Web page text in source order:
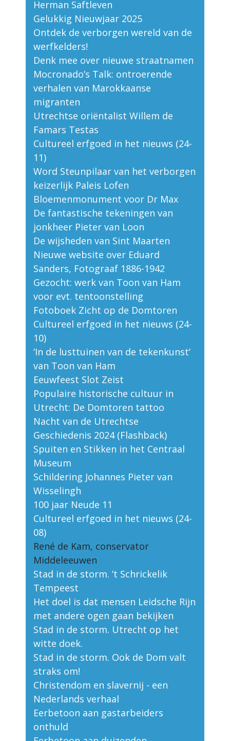
Herman Saftleven
Gelukkig Nieuwjaar 2025
Ontdek de verborgen wereld van de
werfkelders!
Denk mee over nieuwe straatnamen
Mocronado’s Talk: ontroerende
verhalen van Marokkaanse
migranten
Utrechtse oriëntalist Willem de
Famars Testas
Cultureel erfgoed in het nieuws (24-
11)
Word Steunpilaar van het verborgen
keizerlijk Paleis Lofen
Bloemenmonument voor Dr Max
De fantastische tekeningen van
jonkheer Pieter van Loon
De wijsheden van Sint Maarten
Nieuwe website over Eduard
Sanders, Fotograaf 1886-1942
Gezocht: werk van Toon van Ham
voor evt. tentoonstelling
Fotoboek Zicht op de Domtoren
Cultureel erfgoed in het nieuws (24-
10)
‘In de lusttuinen van de tekenkunst’
van Toon van Ham
Eeuwfeest Slot Zeist
Populaire historische cultuur in
Utrecht: De Domtoren tattoo
Nacht van de Utrechtse
Geschiedenis 2024 (Flashback)
Spuiten en Stikken in het Centraal
Museum
Schildering Johannes Pieter van
Wisselingh
100 jaar Neude 11
Cultureel erfgoed in het nieuws (24-
08)
René de Kam, conservator
Middeleeuwen
Stad in de storm. ’t Schrickelik
Tempeest
Het doel is dat mensen Leidsche Rijn
met andere ogen gaan bekijken
Stad in de storm. Utrecht op het
witte doek.
Stad in de storm. Ook de Dom valt
straks om!
Christendom en slavernij - een
Nederlands verhaal
Eerbetoon aan gastarbeiders
onthuld